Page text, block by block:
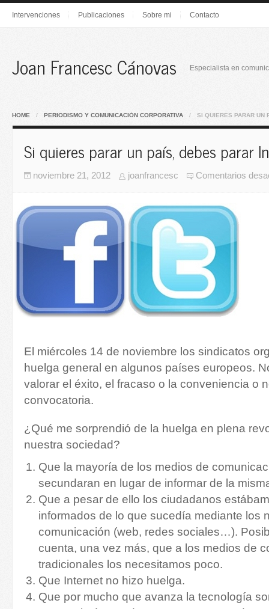
Intervenciones Publicaciones Sobre mi Contacto
Joan Francesc Cánovas Especialista en
HOME / PERIODISMO Y COMUNICACIÓN CORPORATIVA / SI QUIERES PARAR UN
Si quieres parar un país, debes parar
noviembre 21, 2012 joanfrancesc Comentarios
El miércoles 14 de noviembre los sindicatos
huelga general en algunos países europeos.
valorar el éxito, el fracaso o la conveniencia o
convocatoria.
¿Qué me sorprendió de la huelga en plena
nuestra sociedad?
Que la mayoría de los medios de
secundaran en lugar de informar de la
Que a pesar de ello los ciudadanos
informados de lo que sucedía mediante los
comunicación (web, redes sociales…).
cuenta, una vez más, que a los medios de
tradicionales los necesitamos poco.
Que Internet no hizo huelga.
Que por mucho que avanza la tecnología